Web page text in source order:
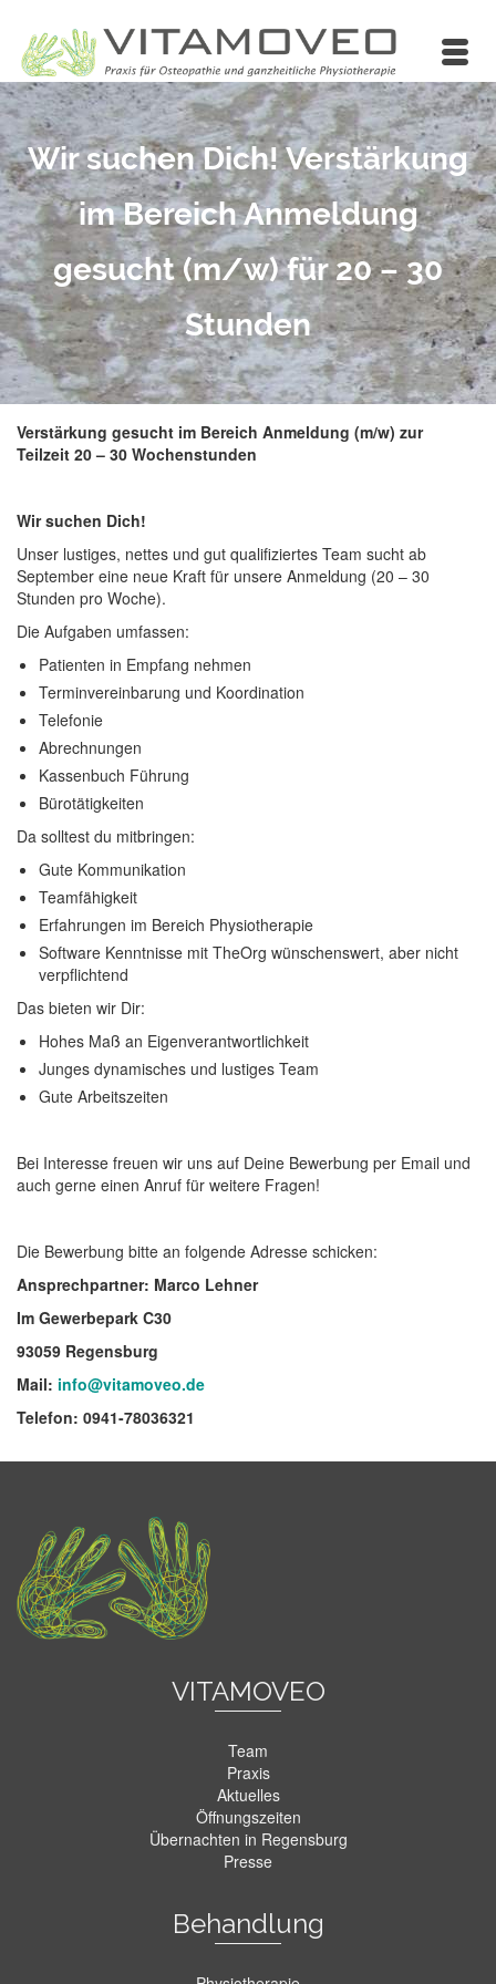
Wir suchen Dich! Verstärkung
im Bereich Anmeldung
gesucht (m/w) für 20 – 30
Stunden
Verstärkung gesucht im Bereich Anmeldung (m/w) zur
Teilzeit 20 – 30 Wochenstunden
Wir suchen Dich!
Unser lustiges, nettes und gut qualifiziertes Team sucht ab
September eine neue Kraft für unsere Anmeldung (20 – 30
Stunden pro Woche).
Die Aufgaben umfassen:
Patienten in Empfang nehmen
Terminvereinbarung und Koordination
Telefonie
Abrechnungen
Kassenbuch Führung
Bürotätigkeiten
Da solltest du mitbringen:
Gute Kommunikation
Teamfähigkeit
Erfahrungen im Bereich Physiotherapie
Software Kenntnisse mit TheOrg wünschenswert, aber nicht
verpflichtend
Das bieten wir Dir:
Hohes Maß an Eigenverantwortlichkeit
Junges dynamisches und lustiges Team
Gute Arbeitszeiten
Bei Interesse freuen wir uns auf Deine Bewerbung per Email und
auch gerne einen Anruf für weitere Fragen!
Die Bewerbung bitte an folgende Adresse schicken:
Ansprechpartner: Marco Lehner
Im Gewerbepark C30
93059 Regensburg
Mail: info@vitamoveo.de
Telefon: 0941-78036321
VITAMOVEO
Team
Praxis
Aktuelles
Öffnungszeiten
Übernachten in Regensburg
Presse
Behandlung